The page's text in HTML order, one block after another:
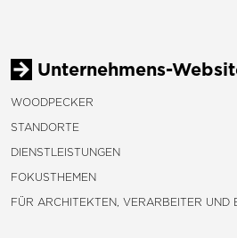
Unternehmens-
WOODPECKER
STANDORTE
DIENSTLEISTUNGEN
FOKUSTHEMEN
FÜR ARCHITEKTEN, VERARBEITER UND